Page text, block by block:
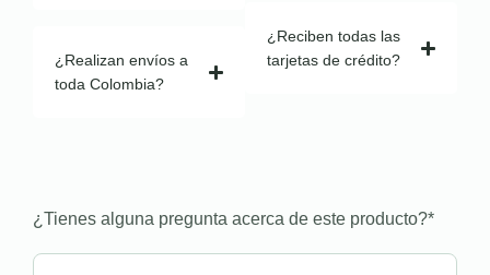
¿Realizan envíos a
toda Colombia?
¿Reciben todas las
tarjetas de crédito?
¿Tienes alguna pregunta acerca de este producto?*